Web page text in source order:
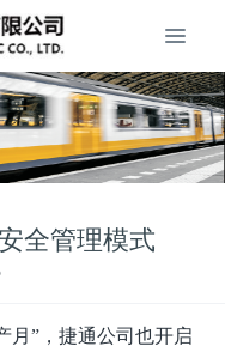
全管理模式
月”，捷通公司也开启